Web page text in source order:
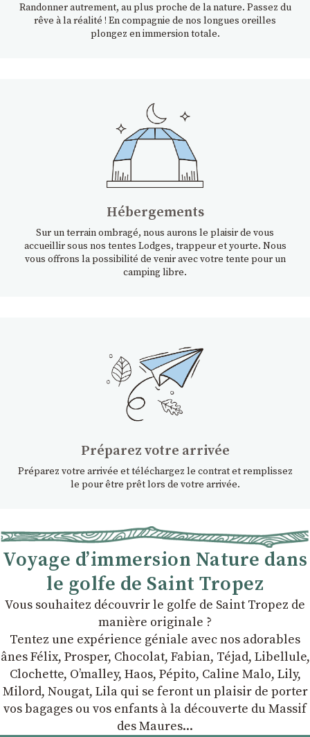
Randonner autrement, au plus proche de la nature. Passez du
rêve à la réalité ! En compagnie de nos longues oreilles
plongez en immersion totale.
Hébergements
Sur un terrain ombragé, nous aurons le plaisir de vous
accueillir sous nos tentes Lodges, trappeur et yourte. Nous
vous offrons la possibilité de venir avec votre tente pour un
camping libre.
Préparez votre arrivée
Préparez votre arrivée et téléchargez le contrat et remplissez
le pour être prêt lors de votre arrivée.
Voyage d’immersion Nature dans
le golfe de Saint Tropez
Vous souhaitez découvrir le golfe de Saint Tropez de
manière originale ?
Tentez une expérience géniale avec nos adorables
ânes Félix, Prosper, Chocolat, Fabian, Téjad, Libellule,
Clochette, Oʼmalley, Haos, Pépito, Caline Malo, Lily,
Milord, Nougat, Lila qui se feront un plaisir de porter
vos bagages ou vos enfants à la découverte du Massif
des Maures...